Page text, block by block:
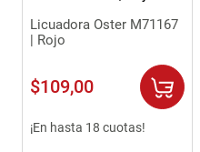
Licuadora Oster M71167
| Rojo
$109,00
¡En hasta 18 cuotas!